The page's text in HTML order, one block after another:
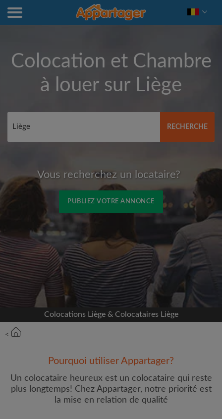
Colocation et Chambre
à louer sur Liège
RECHERCHE
Vous recherchez un locataire?
PUBLIEZ VOTRE ANNONCE
Nous ne publierons jamais sur votre page sans
votre accord
OU
Loyer max par mois (€)
Colocations Liège & Colocataires Liège
<
Pourquoi utiliser Appartager?
Un colocataire heureux est un colocataire qui reste
plus longtemps! Chez Appartager, notre priorité est
la mise en relation de qualité